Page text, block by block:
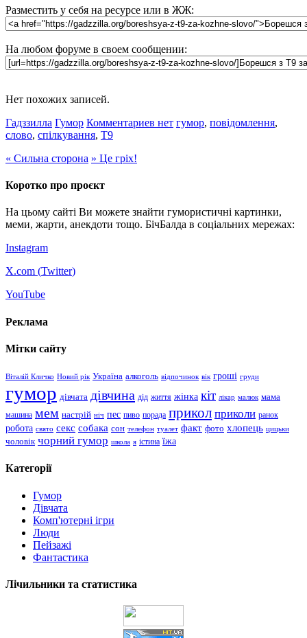
Разместить у себя на ресурсе или в ЖЖ:
На любом форуме в своем сообщении:
Нет похожих записей.
Гадззилла Гумор Комментариев нет гумор, повідомлення,
слово, спілкування, Т9
« Сильна сторона » Це гріх!
Коротко про проєкт
На цьому сайті Ви можете знайти гумористичні картинки,
меми, жарти, анекдоти тощо. БічБалда в соціальних мережах:
Instagram
X.com (Twitter)
YouTube
Реклама
Мітки сайту
Віталій Кличко Новий рік Україна алкоголь відпочинок вік гроші груди
гумор дівчата дівчина дід життя жінка кіт лікар малюк мама
машина мем настрій ніч пес пиво порада прикол приколи ранок
робота свято секс собака сон телефон туалет факт фото хлопець цицьки
чоловік чорний гумор школа я істина їжа
Категорії
Гумор
Дівчата
Комп'ютерні ігри
Люди
Пейзажі
Фантастика
Лічильники та статистика